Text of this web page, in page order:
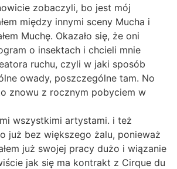
zobaczyli, bo jest mój
między innymi sceny Mucha i
Muchę. Okazało się, że oni
o insektach i chcieli mnie
ruchu, czyli w jaki sposób
owady, poszczególne tam. No
znowu z rocznym pobyciem w
wszystkimi artystami. i też
już bez większego żalu, ponieważ
już swojej pracy dużo i wiązanie
jak się ma kontrakt z Cirque du